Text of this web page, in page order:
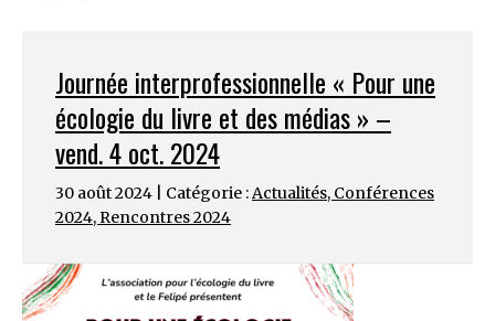
Journée interprofessionnelle « Pour une
écologie du livre et des médias » –
vend. 4 oct. 2024
30 août 2024 | Catégorie :Actualités, Conférences
2024,Rencontres 2024